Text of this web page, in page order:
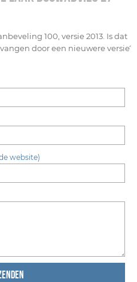
100, versie 2013. Is dat
door een nieuwere versie?
website)